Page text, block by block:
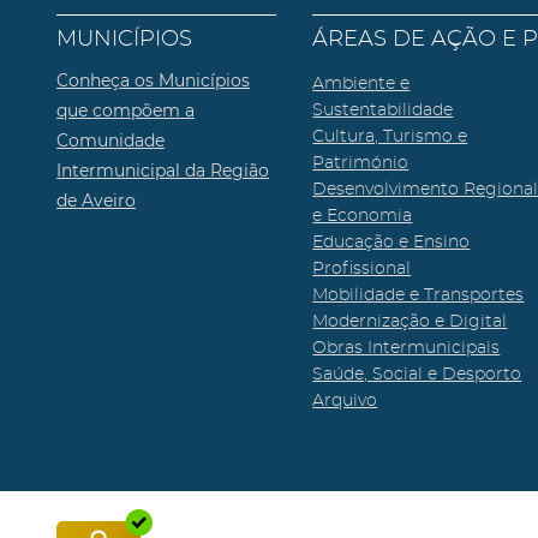
MUNICÍPIOS
Conheça os Municípios
que compõem a
Comunidade
Intermunicipal da Região
de Aveiro
ÁREAS DE AÇÃO E
Ambiente e
Sustentabilidade
Cultura, Turismo e
Património
Desenvolvimento Regional
e Economia
Educação e Ensino
Profissional
Mobilidade e Transportes
Modernização e Digital
Obras Intermunicipais
Saúde, Social e Desporto
Arquivo